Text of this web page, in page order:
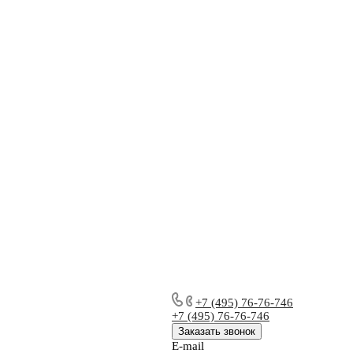
+7 (495) 76-76-746
+7 (495) 76-76-746
Заказать звонок
E-mail